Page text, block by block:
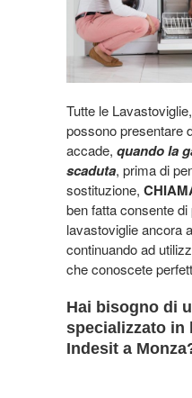
Tutte le
possono presentare
accade, quando la
scaduta, prima di
sostituzione,
ben fatta consente
lavastoviglie ancora
continuando ad
che conoscete
Hai bisogno di
specializzato in
Indesit a